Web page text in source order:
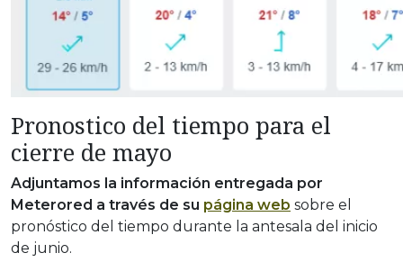
Pronostico del tiempo para el
cierre de mayo
Adjuntamos la información entregada por
Meterored a través de su página web sobre el
pronóstico del tiempo durante la antesala del inicio
de junio.